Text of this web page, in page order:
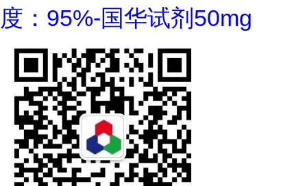
度：95%-国华试剂50mg